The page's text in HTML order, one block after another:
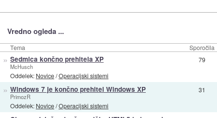
Vredno ogleda ...
Tema Sporočila
» Sedmica končno prehitela XP
McHusch
Oddelek: Novice/Operacijski sistemi
79
» Windows 7 je končno prehitel Windows XP
PrimozR
Oddelek: Novice/Operacijski sistemi
31